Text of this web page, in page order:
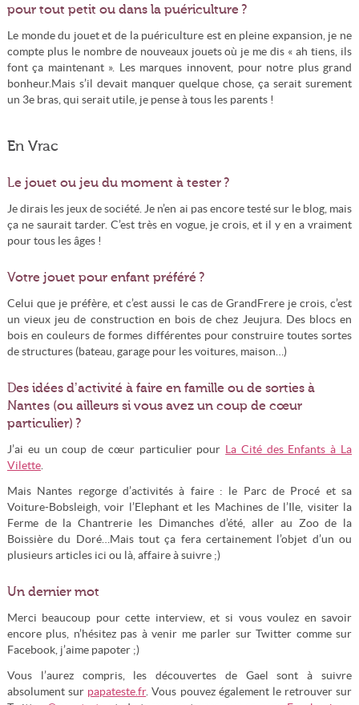
pour tout petit ou dans la puériculture ?
Le monde du jouet et de la puériculture est en pleine expansion, je ne
compte plus le nombre de nouveaux jouets où je me dis « ah tiens, ils
font ça maintenant ». Les marques innovent, pour notre plus grand
bonheur.Mais s’il devait manquer quelque chose, ça serait surement
un 3e bras, qui serait utile, je pense à tous les parents !
En Vrac
Le jouet ou jeu du moment à tester ?
Je dirais les jeux de société. Je n’en ai pas encore testé sur le blog, mais
ça ne saurait tarder. C’est très en vogue, je crois, et il y en a vraiment
pour tous les âges !
Votre jouet pour enfant préféré ?
Celui que je préfère, et c’est aussi le cas de GrandFrere je crois, c’est
un vieux jeu de construction en bois de chez Jeujura. Des blocs en
bois en couleurs de formes différentes pour construire toutes sortes
de structures (bateau, garage pour les voitures, maison…)
Des idées d’activité à faire en famille ou de sorties à
Nantes (ou ailleurs si vous avez un coup de cœur
particulier) ?
J’ai eu un coup de cœur particulier pour La Cité des Enfants à La
Vilette.
Mais Nantes regorge d’activités à faire : le Parc de Procé et sa
Voiture-Bobsleigh, voir l’Elephant et les Machines de l’Ile, visiter la
Ferme de la Chantrerie les Dimanches d’été, aller au Zoo de la
Boissière du Doré…Mais tout ça fera certainement l’objet d’un ou
plusieurs articles ici ou là, affaire à suivre ;)
Un dernier mot
Merci beaucoup pour cette interview, et si vous voulez en savoir
encore plus, n’hésitez pas à venir me parler sur Twitter comme sur
Facebook, j’aime papoter ;)
Vous l’aurez compris, les découvertes de Gael sont à suivre
absolument sur papateste.fr. Vous pouvez également le retrouver sur